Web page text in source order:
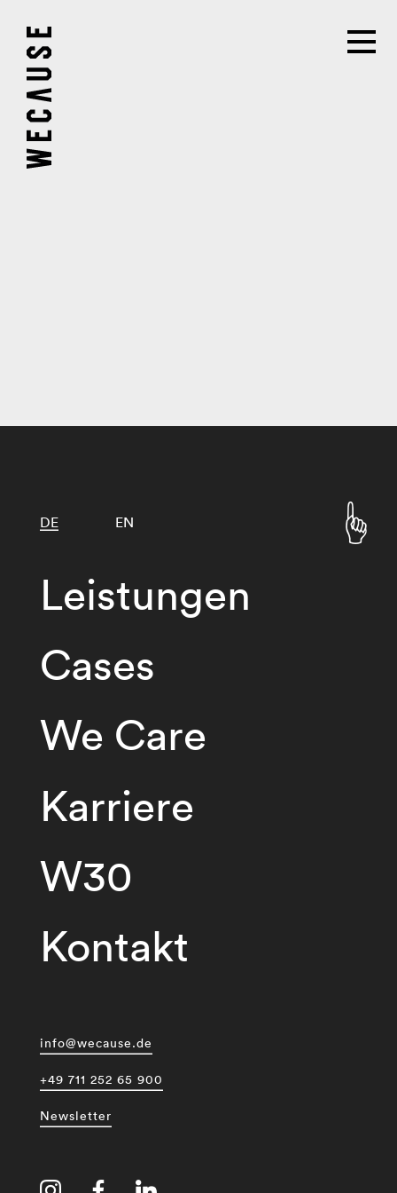
Leistungen
Cases
We Care
Karriere
W30
Kontakt
DE EN
info@wecause.de
+49 711 252 65 900
Newsletter